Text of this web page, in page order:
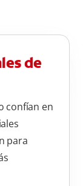
No se
causado
de
confían en
para